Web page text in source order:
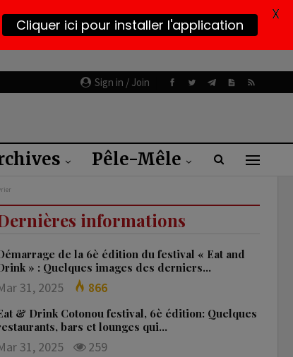
Sign in / Join
Pêle-Mêle
informations
de la 6è édition du festival « Eat and
» : Quelques images des derniers…
31, 2025 866
& Drink Cotonou festival, 6è édition: Quelques
bars et lounges qui…
31, 2025 259
Cliquer ici pour installer l'application X